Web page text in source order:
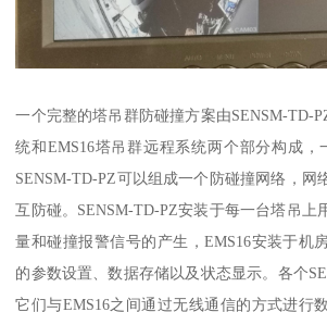
一个完整的塔吊群防碰撞方案由SENSM-TD-
统和EMS16塔吊群远程系统两个部分构成，
SENSM-TD-PZ可以组成一个防碰撞网络，网
互防碰。SENSM-TD-PZ安装于每一台塔吊上
量和碰撞报警信号的产生，EMS16安装于机
的参数设置、数据存储以及状态显示。各个
它们与EMS16之间通过无线通信的方式进行